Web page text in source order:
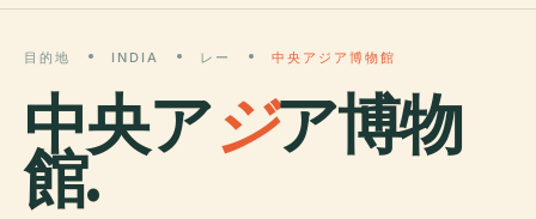
目的地 INDIA レー 中央アジア博物館
中央アジア博物
館.